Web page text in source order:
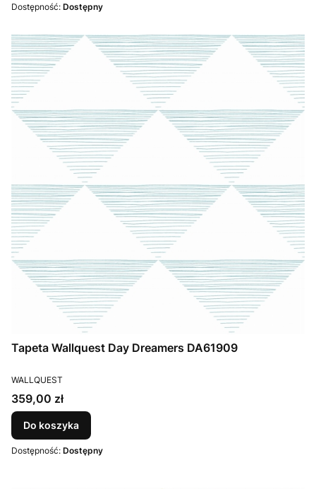
Dostępność: Dostępny
Tapeta Wallquest Day Dreamers DA61909
PRODUCENT
WALLQUEST
Cena
359,00 zł
Do koszyka
Dostępność: Dostępny